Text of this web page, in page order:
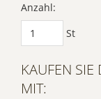
Usercentrics
Anzahl:
St
KAUFEN
MIT: